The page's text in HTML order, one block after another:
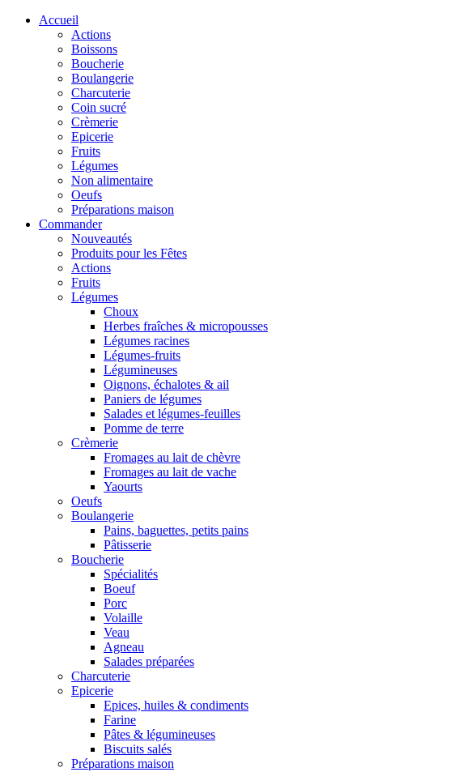
Accueil
Actions
Boissons
Boucherie
Boulangerie
Charcuterie
Coin sucré
Crèmerie
Epicerie
Fruits
Légumes
Non alimentaire
Oeufs
Préparations maison
Commander
Nouveautés
Produits pour les Fêtes
Actions
Fruits
Légumes
Choux
Herbes fraîches & micropousses
Légumes racines
Légumes-fruits
Légumineuses
Oignons, échalotes & ail
Paniers de légumes
Salades et légumes-feuilles
Pomme de terre
Crèmerie
Fromages au lait de chèvre
Fromages au lait de vache
Yaourts
Oeufs
Boulangerie
Pains, baguettes, petits pains
Pâtisserie
Boucherie
Spécialités
Boeuf
Porc
Volaille
Veau
Agneau
Salades préparées
Charcuterie
Epicerie
Epices, huiles & condiments
Farine
Pâtes & légumineuses
Biscuits salés
Préparations maison